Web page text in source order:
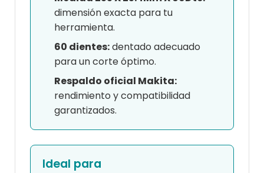
dimensión exacta para tu
herramienta.
60 dientes:dentado adecuado
para un corte óptimo.
Respaldo oficial Makita:
rendimiento y compatibilidad
garantizados.
Ideal para